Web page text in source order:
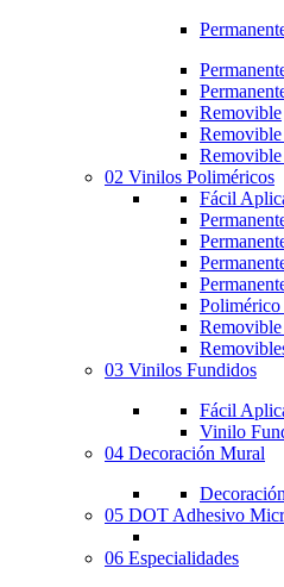
Removible
02 Vinilos Poliméricos
Fácil
03 Vinilos Fundidos
Fácil
Vinilo
04 Decoración Mural
05 DOT Adhesivo
06 Especialidades